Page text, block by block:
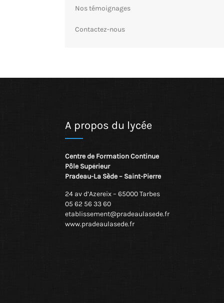
Nos témoignages
Contactez-nous
A propos du lycée
Centre de Formation Continue
Pôle Supérieur
Pradeau-La Sède – Saint-Pierre
24 av d’Azereix – 65000 Tarbes
05 62 56 33 60
etablissement@pradeaulasede.fr
www.pradeaulasede.fr